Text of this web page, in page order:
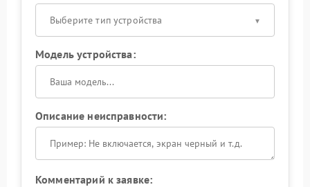
Выберите тип устройства
Модель устройства:
Описание неисправности:
Комментарий к заявке: